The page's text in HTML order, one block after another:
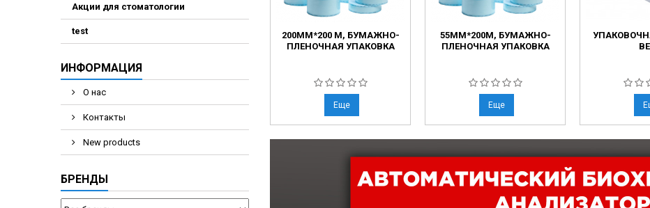
Акции для стоматологии
test
ИНФОРМАЦИЯ
О нас
Контакты
New products
БРЕНДЫ
200ММ*200 М, БУМАЖНО-
ПЛЕНОЧНАЯ УПАКОВКА
Еще
55ММ*200М, БУМАЖНО-
ПЛЕНОЧНАЯ УПАКОВКА
Еще